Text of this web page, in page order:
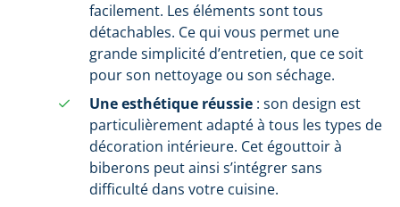
facilement. Les éléments sont tous
détachables. Ce qui vous permet une
grande simplicité d’entretien, que ce soit
pour son nettoyage ou son séchage.
Une esthétique réussie : son design est
particulièrement adapté à tous les types de
décoration intérieure. Cet égouttoir à
biberons peut ainsi s’intégrer sans
difficulté dans votre cuisine.